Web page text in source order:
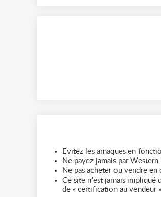
Evitez les arnaques en
Ne payez jamais par
Ne pas acheter ou vendre en
Ce site n'est jamais impliqué
de « certification au vendeur »